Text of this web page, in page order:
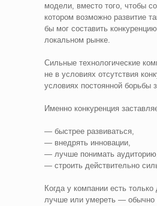
модели, вместо того, чтобы
котором возможно развитие
бы мог составить
локальном рынке.
Сильные технологические
не в условиях отсутствия
условиях постоянной борьбы
Именно конкуренция
— быстрее развиваться,
— внедрять инновации,
— лучше понимать
— строить действительно
Когда у компании есть
лучше или умереть — обычно